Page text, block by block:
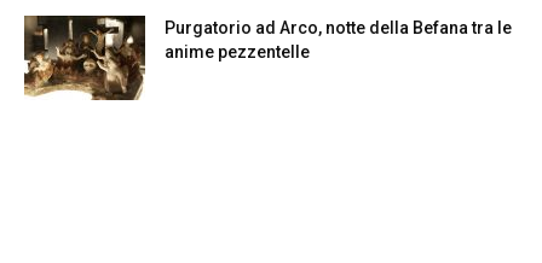
Purgatorio ad Arco, notte della Befana tra le
anime pezzentelle